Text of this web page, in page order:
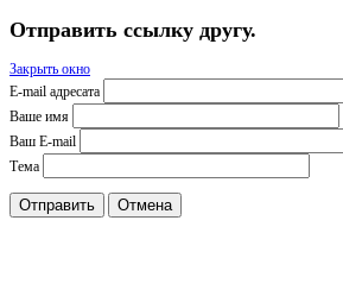
Отправить ссылку другу.
Закрыть окно
E-mail адресата
Ваше имя
Ваш E-mail
Тема
Отправить Отмена